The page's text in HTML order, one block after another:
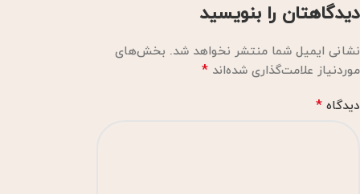
دیدگاهتان را بنویسید
نشانی ایمیل شما منتشر نخواهد شد. بخش‌های
موردنیاز علامت‌گذاری شده‌اند *
دیدگاه *